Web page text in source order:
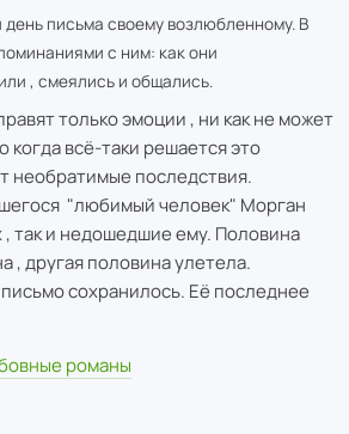
письма своему возлюбленному. В
с ним: как они
, смеялись и общались.
только эмоции , ни как не может
когда всё-таки решается это
необратимые последствия.
"любимый человек" Морган
, так и недошедшие ему. Половина
, другая половина улетела.
сохранилось. Её последнее
романы